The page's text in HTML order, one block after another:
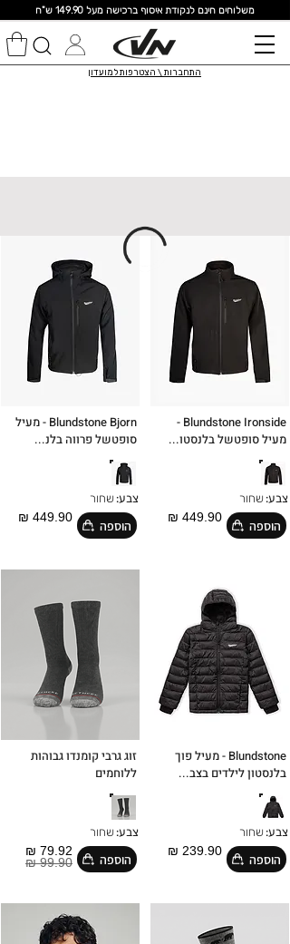
משלוחים חינם לנקודת איסוף ברכישה מעל 149.90 ש"ח
התחברות \ הצטרפות למועדון
Blundstone Ironside -
מעיל סופטשל בלנסטו...
449.90 ₪
הוספה
שחור צבע:
Blundstone - מעיל פוך
בלנסטון לילדים בצב...
239.90 ₪
הוספה
שחור צבע:
Blundstone Bjorn - מעיל
סופטשל פרווה בלנ...
449.90 ₪
הוספה
שחור צבע:
זוג גרבי קומנדו גבוהות
ללוחמים
79.92 ₪
הוספה
שחור צבע:
99.90 ₪